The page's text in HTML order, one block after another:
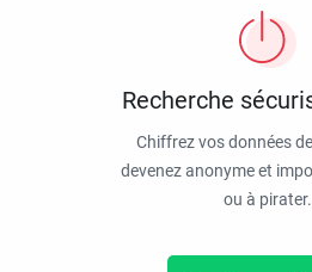
Recherche
Chiffrez vos données
devenez anonyme et
ou à pirater.